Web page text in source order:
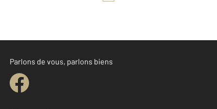
Parlons de vous, parlons biens